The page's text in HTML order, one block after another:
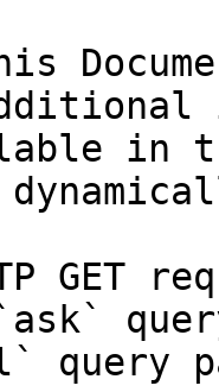
in
GET
query